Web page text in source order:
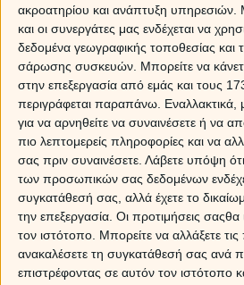
ακροατηρίου και ανάπτυξη υπηρεσιών.
και οι συνεργάτες μας ενδέχεται να
δεδομένα γεωγραφικής τοποθεσίας
σάρωσης συσκευών. Μπορείτε να κάνετε
στην επεξεργασία από εμάς και τους
περιγράφεται παραπάνω. Εναλλακτικά,
για να αρνηθείτε να συναινέσετε ή να
πιο λεπτομερείς πληροφορίες και να
σας πριν συναινέσετε. Λάβετε υπόψη
των προσωπικών σας δεδομένων
συγκατάθεσή σας, αλλά έχετε το
την επεξεργασία. Οι προτιμήσεις
τον ιστότοπο. Μπορείτε να αλλάξετε
ανακαλέσετε τη συγκατάθεσή σας ανά
επιστρέφοντας σε αυτόν τον ιστότοπο
Η απαλή, στοργική και κοινωνική δύναμη της
μαγεία που θα νοιώσετε στην πρώτη συνάντηση.
και θα εκτιμήσετε το πόσο εύκολα μπορείτε να
Η χάρη και η γοητεία είναι δυο απαραίτητα
ερωτική διάθεση ενός Ταύρου, έτσι και οι δυο
και τις ίδιες απαιτήσεις.